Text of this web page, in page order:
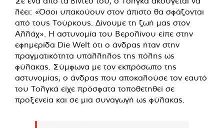
λέει: «Όσοι υπακούουν στον άπιστο θα σφάζονται
από τους Τούρκους. Δίνουμε τη ζωή μας στον
Αλλάχ». Η αστυνομία του Βερολίνου είπε στην
εφημερίδα Die Welt ότι ο άνδρας ήταν στην
πραγματικότητα υπάλληλος της πόλης ως
φύλακας. Σύμφωνα με τον εκπρόσωπο της
αστυνομίας, ο άνδρας που αποκαλούσε τον εαυτό
του Τολγκά είχε πρόσφατα τοποθετηθεί σε
προξενεία και σε μια συναγωγή ως φύλακας.